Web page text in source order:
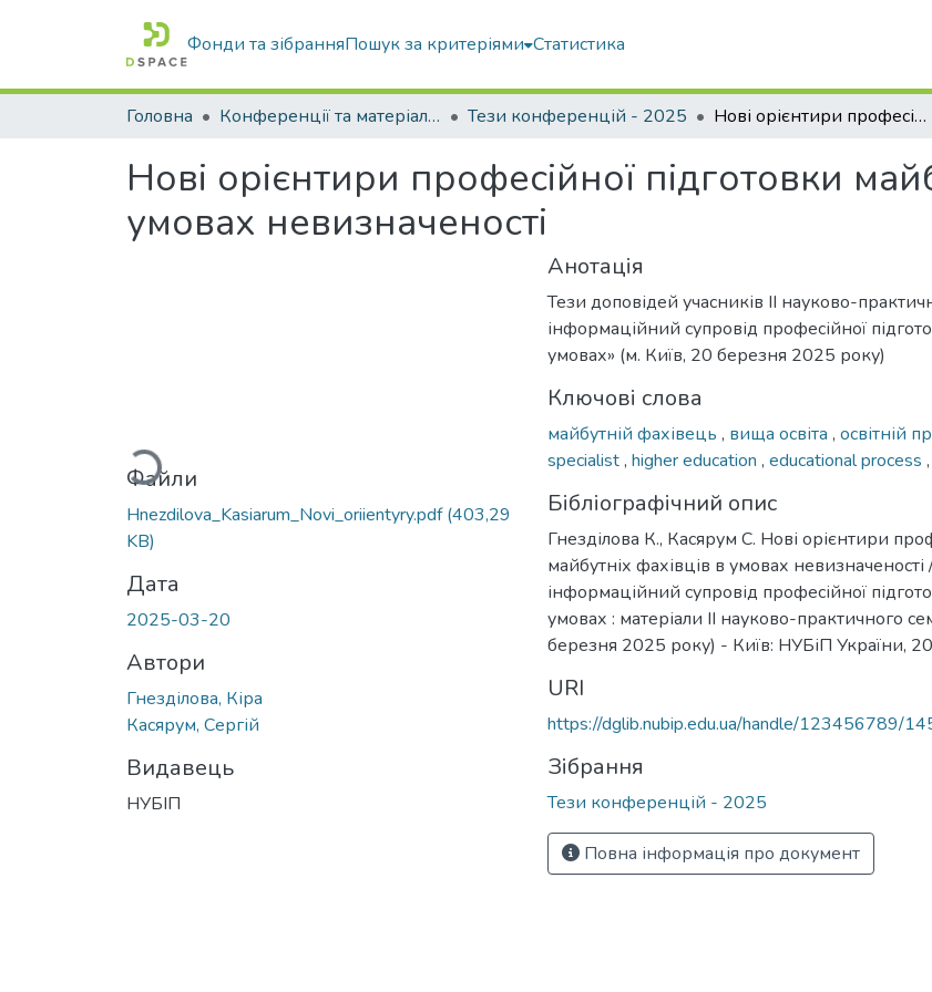
Фонди та зібранняПошук за критеріями Статистика
Головна Конференції та матеріали конференцій Тези конференцій - 2025 Нові орієнтири професійної підготовки майбутніх фахівців в умовах невизначеності
Нові орієнтири професійної підготовки
умовах невизначеності
Вантажиться...
Файли
Hnezdilova_Kasiarum_Novi_oriientyry.pdf(403,29
KB)
Дата
2025-03-20
Автори
Гнезділова, Кіра
Касярум, Сергій
Видавець
НУБІП
Анотація
Тези доповідей учасників ІІ науково-
інформаційний супровід професійної
умовах» (м. Київ, 20 березня 2025 року)
Ключові слова
майбутній фахівець , вища освіта , освітній
specialist, higher education , educational process ,
Бібліографічний опис
Гнезділова К., Касярум С. Нові орієнтири
майбутніх фахівців в умовах
інформаційний супровід професійної
умовах : матеріали ІІ науково-практичного
березня 2025 року) - Київ: НУБіП України,
URI
https://dglib.nubip.edu.ua/handle/123456789/
Зібрання
Тези конференцій - 2025
Повна інформація про документ